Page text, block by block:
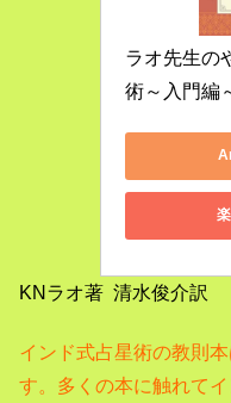
ラオ先生の
術～入門編
KNラオ著 清水俊介訳
インド式占星術の教則
す。 多くの本に触れて